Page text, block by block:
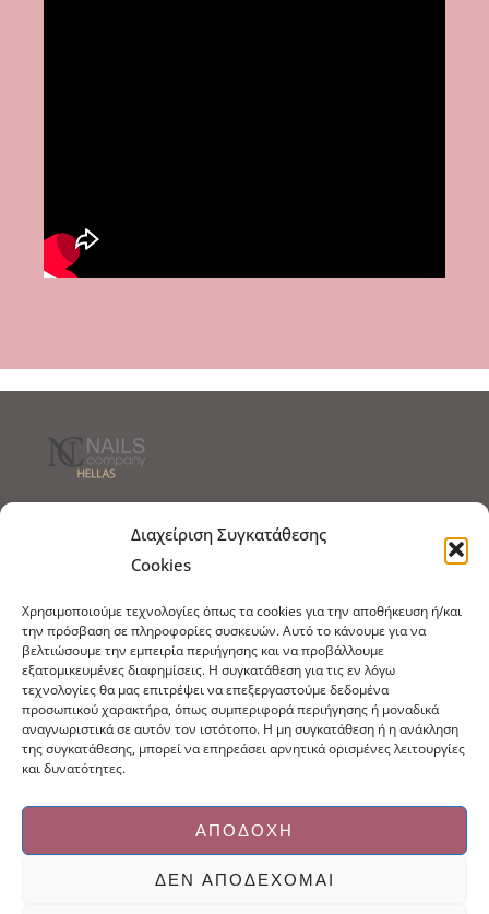
Διαχείριση Συγκατάθεσης
Cookies
Χρησιμοποιούμε τεχνολογίες όπως τα cookies για την αποθήκευση ή/και
την πρόσβαση σε πληροφορίες συσκευών. Αυτό το κάνουμε για να
βελτιώσουμε την εμπειρία περιήγησης και να προβάλλουμε
εξατομικευμένες διαφημίσεις. Η συγκατάθεση για τις εν λόγω
τεχνολογίες θα μας επιτρέψει να επεξεργαστούμε δεδομένα
προσωπικού χαρακτήρα, όπως συμπεριφορά περιήγησης ή μοναδικά
αναγνωριστικά σε αυτόν τον ιστότοπο. Η μη συγκατάθεση ή η ανάκληση
της συγκατάθεσης, μπορεί να επηρεάσει αρνητικά ορισμένες λειτουργίες
και δυνατότητες.
ΑΠΟΔΟΧΉ
ΔΕΝ ΑΠΟΔΈΧΟΜΑΙ
Τρόποι Παραγγελίας
Πολιτική Cookies
Εμπόριο Ειδών Ονυχοπλαστικής, Καλλωπισμού
άκρων και αξεσουάρ
τηλ: 213-0415386
info@ncnails.gr